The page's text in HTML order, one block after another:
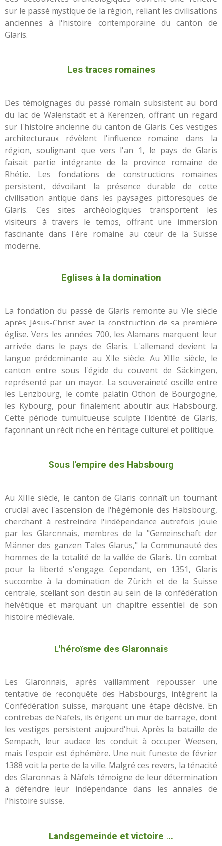
sur le passé mystique de la région, reliant les civilisations
anciennes à l'histoire contemporaine du canton de
Glaris.
Les traces romaines
Des témoignages du passé romain subsistent au bord
du lac de Walenstadt et à Kerenzen, offrant un regard
sur l'histoire ancienne du canton de Glaris. Ces vestiges
architecturaux révèlent l'influence romaine dans la
région, soulignant que vers l'an 1, le pays de Glaris
faisait partie intégrante de la province romaine de
Rhétie. Les fondations de constructions romaines
persistent, dévoilant la présence durable de cette
civilisation antique dans les paysages pittoresques de
Glaris. Ces sites archéologiques transportent les
visiteurs à travers le temps, offrant une immersion
fascinante dans l'ère romaine au cœur de la Suisse
moderne.
Eglises à la domination
La fondation du passé de Glaris remonte au VIe siècle
après Jésus-Christ avec la construction de sa première
église. Vers les années 700, les Alamans marquent leur
arrivée dans le pays de Glaris. L'allemand devient la
langue prédominante au XIIe siècle. Au XIIIe siècle, le
canton entre sous l'égide du couvent de Säckingen,
représenté par un mayor. La souveraineté oscille entre
les Lenzbourg, le comte palatin Othon de Bourgogne,
les Kybourg, pour finalement aboutir aux Habsbourg.
Cette période tumultueuse sculpte l'identité de Glaris,
façonnant un récit riche en héritage culturel et politique.
Sous l'empire des Habsbourg
Au XIIIe siècle, le canton de Glaris connaît un tournant
crucial avec l'ascension de l'hégémonie des Habsbourg,
cherchant à restreindre l'indépendance autrefois jouie
par les Glaronnais, membres de la "Gemeinschaft der
Männer des ganzen Tales Glarus," la Communauté des
hommes de la totalité de la vallée de Glaris. Un combat
pour la liberté s'engage. Cependant, en 1351, Glaris
succombe à la domination de Zürich et de la Suisse
centrale, scellant son destin au sein de la confédération
helvétique et marquant un chapitre essentiel de son
histoire médiévale.
L'héroïsme des Glaronnais
Les Glaronnais, après vaillamment repousser une
tentative de reconquête des Habsbourgs, intègrent la
Confédération suisse, marquant une étape décisive. En
contrebas de Näfels, ils érigent un mur de barrage, dont
les vestiges persistent aujourd'hui. Après la bataille de
Sempach, leur audace les conduit à occuper Weesen,
mais l'espoir est éphémère. Une nuit funeste de février
1388 voit la perte de la ville. Malgré ces revers, la ténacité
des Glaronnais à Näfels témoigne de leur détermination
à défendre leur indépendance dans les annales de
l'histoire suisse.
Landsgemeinde et victoire ...